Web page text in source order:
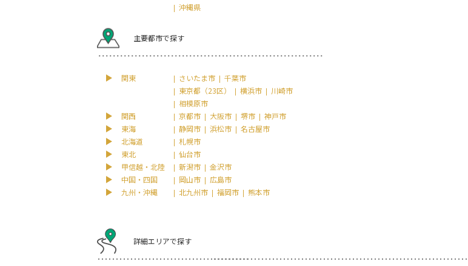
沖縄県
主要都市で探す
関東 さいたま市
千葉市
東京都（23区）
横浜市
川崎市
相模原市
関西
京都市 大阪市 堺市
神戸市
東海
静岡市 浜松市
名古屋市
北海道
札幌市
東北
仙台市
甲信越・北陸
新潟市
金沢市
中国・四国
岡山市
広島市
九州・沖縄
北九州市 福岡市 熊本市
詳細エリアで探す